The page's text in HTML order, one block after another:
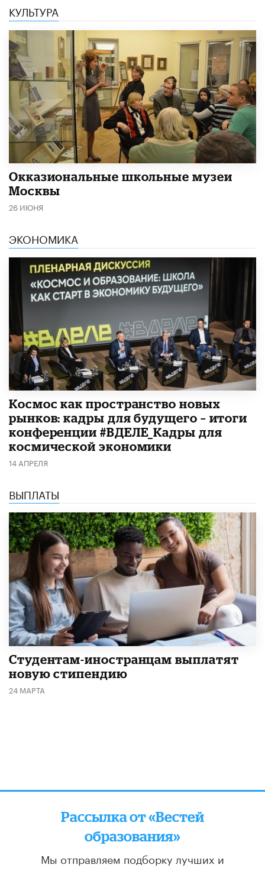
КУЛЬТУРА
​Окказиональные школьные музеи
Москвы
26 ИЮНЯ
ЭКОНОМИКА
Космос как пространство новых
рынков: кадры для будущего – итоги
конференции #ВДЕЛЕ_Кадры для
космической экономики
14 АПРЕЛЯ
ВЫПЛАТЫ
Студентам-иностранцам выплатят
новую стипендию
24 МАРТА
Рассылка от «Вестей
образования»
Мы отправляем подборку лучших и